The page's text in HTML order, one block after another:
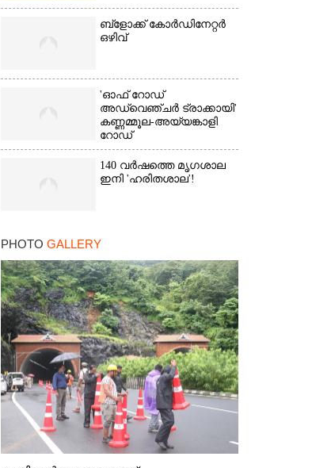
ബ്‌ളോക്ക് കോർഡിനേറ്റർ
ഒഴിവ്
'ഓഫ് റോഡ്
അഡ്വെഞ്ചർ ട്രാക്കായി'
കണ്ണമ്മൂല-അയ്യങ്കാളി
റോഡ്
140 വർഷത്തെ മൃഗശാല
ഇനി 'ഹരിതശാല'!
PHOTO GALLERY
×